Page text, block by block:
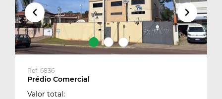
Maior valor
Menor valor
Maior área total
Menor área total
Ref: 6836
Prédio Comercial
Valor total: